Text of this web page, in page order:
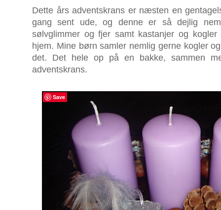
Dette års adventskrans er næsten en
gang sent ude, og denne er så dejlig
sølvglimmer og fjer samt kastanjer og
hjem. Mine børn samler nemlig gerne kogler
det. Det hele op på en bakke, sammen
adventskrans.
Save